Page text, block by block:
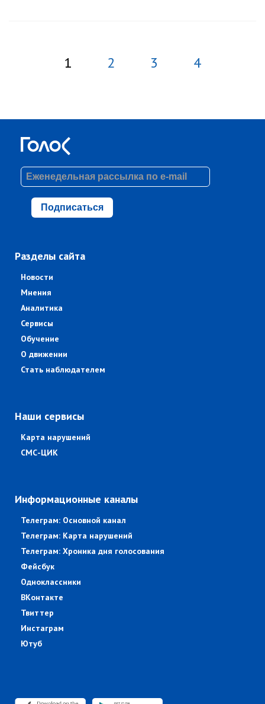
1 2 3 4
Подписаться
Разделы сайта
Новости
Мнения
Аналитика
Сервисы
Обучение
О движении
Стать наблюдателем
Наши сервисы
Карта нарушений
СМС-ЦИК
Информационные каналы
Телеграм: Основной канал
Телеграм: Карта нарушений
Телеграм: Хроника дня голосования
Фейсбук
Одноклассники
ВКонтакте
Твиттер
Инстаграм
Ютуб